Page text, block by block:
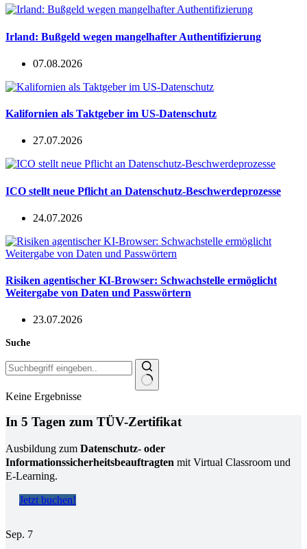
Irland: Bußgeld wegen mangelhafter Authentifizierung
07.08.2026
Kalifornien als Taktgeber im US-Datenschutz
27.07.2026
ICO stellt neue Pflicht an Datenschutz-Beschwerdeprozesse
24.07.2026
Risiken agentischer KI-Browser: Schwachstelle ermöglicht
Weitergabe von Daten und Passwörtern
23.07.2026
Suche
Keine Ergebnisse
In 5 Tagen zum TÜV-Zertifikat
Ausbildung zum Datenschutz- oder
Informationssicherheitsbeauftragten mit Virtual Classroom und
E-Learning.
Jetzt buchen!
Sep. 7